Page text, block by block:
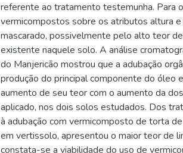
referente ao tratamento testemunha. Para
vermicompostos sobre os atributos altura
mascarado, possivelmente pelo alto teor
existente naquele solo. A análise
do Manjericão mostrou que a adubação
produção do principal componente do óleo
aumento de seu teor com o aumento da
aplicado, nos dois solos estudados. Dos
à adubação com vermicomposto de torta
em vertissolo, apresentou o maior teor de
constata-se a viabilidade do uso de